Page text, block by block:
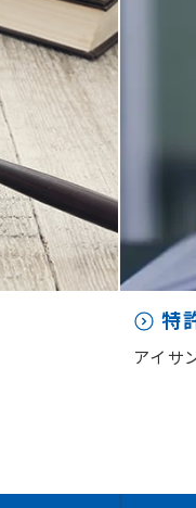
特
アイサ